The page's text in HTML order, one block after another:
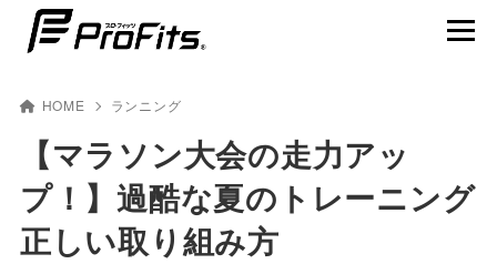
NEWS一覧
プロ･フィッツ®とは
HOME ランニング
【マラソン大会の走力アッ
プ！】過酷な夏のトレーニング
正しい取り組み方